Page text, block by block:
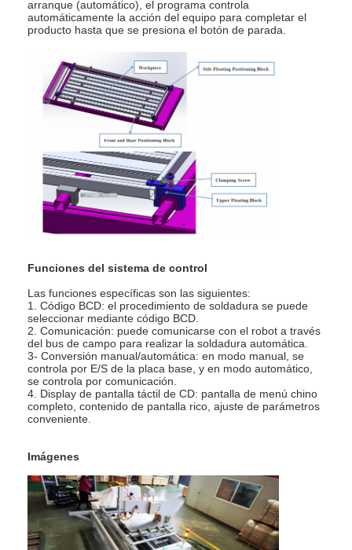
arranque (automático), el programa controla
automáticamente la acción del equipo para completar el
producto hasta que se presiona el botón de parada.
Funciones del sistema de control
Las funciones específicas son las siguientes:
1. Código BCD: el procedimiento de soldadura se puede
seleccionar mediante código BCD.
2. Comunicación: puede comunicarse con el robot a través
del bus de campo para realizar la soldadura automática.
3- Conversión manual/automática: en modo manual, se
controla por E/S de la placa base, y en modo automático,
se controla por comunicación.
4. Display de pantalla táctil de CD: pantalla de menú chino
completo, contenido de pantalla rico, ajuste de parámetros
conveniente.
Imágenes